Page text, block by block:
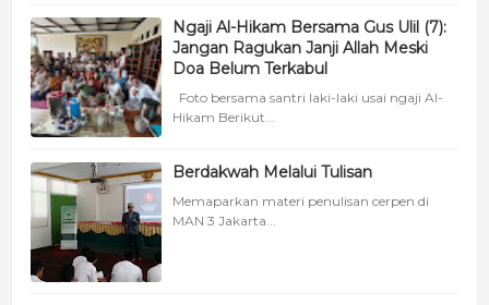
Ngaji Al-Hikam Bersama Gus Ulil (7):
Jangan Ragukan Janji Allah Meski
Doa Belum Terkabul
Foto bersama santri laki-laki usai ngaji Al-
Hikam Berikut...
Berdakwah Melalui Tulisan
Memaparkan materi penulisan cerpen di
MAN 3 Jakarta...